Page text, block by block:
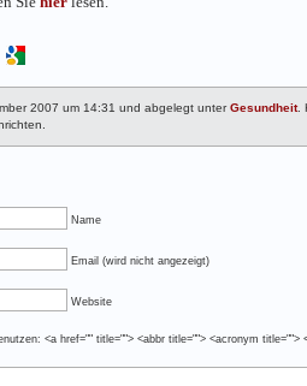
2007 um 14:31 und abgelegt unterGesundheit.
Name
Email (wird nicht angezeigt)
Website
<a href="" title=""> <abbr title=""> <acronym